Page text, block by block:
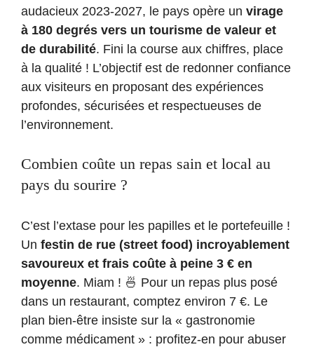
audacieux 2023-2027, le pays opère un virage
à 180 degrés vers un tourisme de valeur et
de durabilité. Fini la course aux chiffres, place
à la qualité ! L’objectif est de redonner confiance
aux visiteurs en proposant des expériences
profondes, sécurisées et respectueuses de
l’environnement.
Combien coûte un repas sain et local au
pays du sourire ?
C’est l’extase pour les papilles et le portefeuille !
Un festin de rue (street food) incroyablement
savoureux et frais coûte à peine 3 € en
moyenne. Miam ! 🍜 Pour un repas plus posé
dans un restaurant, comptez environ 7 €. Le
plan bien-être insiste sur la « gastronomie
comme médicament » : profitez-en pour abuser